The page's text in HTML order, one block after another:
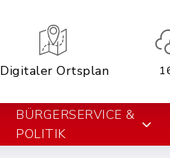
Digitaler Ortsplan
BÜRGERSERVICE &
POLITIK